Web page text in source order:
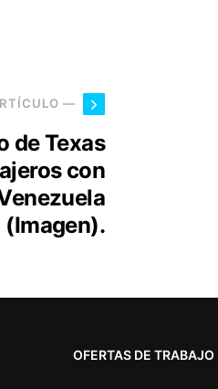
—
de Texas
con
(Imagen).
OFERTAS DE TRABAJO